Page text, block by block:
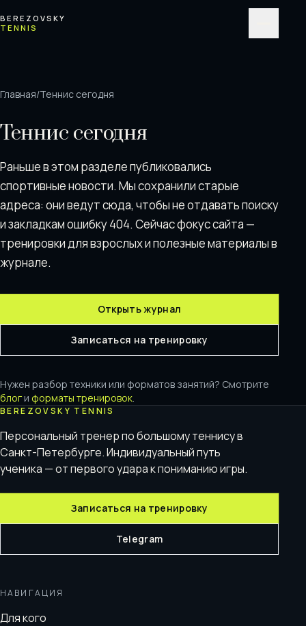
BEREZOVSKY
TENNIS
Главная/Теннис сегодня
Теннис сегодня
Раньше в этом разделе публиковались
спортивные новости. Мы сохранили старые
адреса: они ведут сюда, чтобы не отдавать поискy
и закладкам ошибку 404. Сейчас фокус сайта —
тренировки для взрослых и полезные материалы в
журнале.
Открыть журнал
Записаться на тренировку
Нужен разбор техники или форматов занятий? Смотрите
блог и форматы тренировок.
BEREZOVSKY TENNIS
Персональный тренер по большому теннису в
Санкт-Петербурге. Индивидуальный путь
ученика — от первого удара к пониманию игры.
Записаться на тренировку
Telegram
НАВИГАЦИЯ
Для кого